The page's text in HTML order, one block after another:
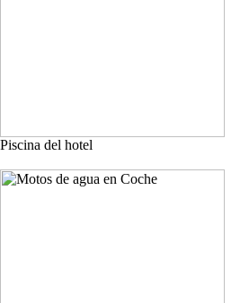
Piscina del hotel